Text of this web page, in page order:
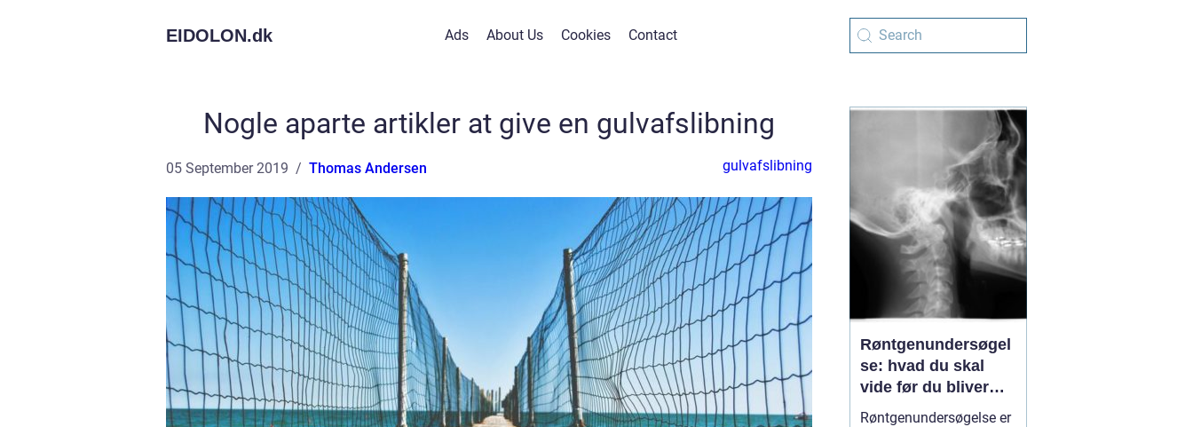
EIDOLON.dk Ads About Us Cookies Contact
Nogle aparte artikler at give en gulvafslibning
05 September 2019 Thomas Andersen gulvafslibning
Røntgenundersøgel
se: hvad du skal
vide før du bliver
undersøgt
Røntgenundersøgelse er